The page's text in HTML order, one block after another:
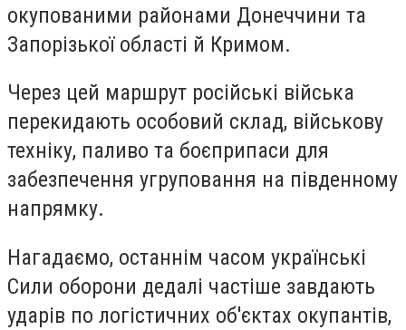
окупованими районами Донеччини та
Запорізької області й Кримом.
Через цей маршрут російські війська
перекидають особовий склад, військову
техніку, паливо та боєприпаси для
забезпечення угруповання на південному
напрямку.
Нагадаємо, останнім часом українські
Сили оборони дедалі частіше завдають
ударів по логістичних об'єктах окупантів,